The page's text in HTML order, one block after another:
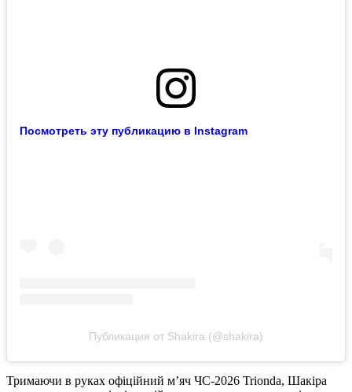
Посмотреть эту публикацию в Instagram
Публикация от Shakira (@shakira)
Тримаючи в руках офіційний м’яч ЧС-2026 Trionda, Шакіра